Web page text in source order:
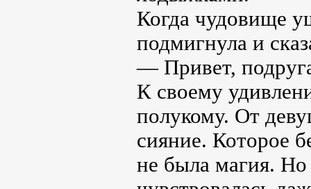
Когда чудовище
подмигнула и
— Привет,
К своему
полукому. От
сияние. Которое
не была магия. Но